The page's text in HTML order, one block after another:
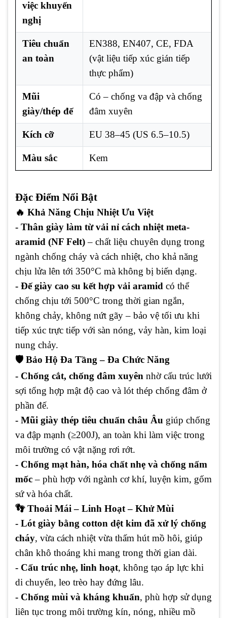
việc khuyến
nghị
Tiêu chuẩn
an toàn
EN388, EN407, CE, FDA
(vật liệu tiếp xúc gián tiếp
thực phẩm)
Mũi
giày/thép đế
Có – chống va đập và chống
đâm xuyên
Kích cỡ EU 38–45 (US 6.5–10.5)
Màu sắc Kem
Đặc Điểm Nổi Bật
🔥 Khả Năng Chịu Nhiệt Ưu Việt
- Thân giày làm từ vải nỉ cách nhiệt meta-
aramid (NF Felt)– chất liệu chuyên dụng trong
ngành chống cháy và cách nhiệt, cho khả năng
chịu lửa lên tới 350°C mà không bị biến dạng.
- Đế giày cao su kết hợp vải aramid có thể
chống chịu tới 500°C trong thời gian ngắn,
không chảy, không nứt gãy – bảo vệ tối ưu khi
tiếp xúc trực tiếp với sàn nóng, vảy hàn, kim loại
nung chảy.
🛡️ Bảo Hộ Đa Tầng – Đa Chức Năng
- Chống cắt, chống đâm xuyên nhờ cấu trúc lưới
sợi tổng hợp mật độ cao và lót thép chống đâm ở
phần đế.
- Mũi giày thép tiêu chuẩn châu Âu giúp chống
va đập mạnh (≥200J), an toàn khi làm việc trong
môi trường có vật nặng rơi rớt.
- Chống mạt hàn, hóa chất nhẹ và chống nấm
mốc– phù hợp với ngành cơ khí, luyện kim, gốm
sứ và hóa chất.
👣 Thoải Mái – Linh Hoạt – Khử Mùi
- Lót giày bằng cotton dệt kim đã xử lý chống
cháy, vừa cách nhiệt vừa thấm hút mồ hôi, giúp
chân khô thoáng khi mang trong thời gian dài.
- Cấu trúc nhẹ, linh hoạt, không tạo áp lực khi
di chuyển, leo trèo hay đứng lâu.
- Chống mùi và kháng khuẩn, phù hợp sử dụng
liên tục trong môi trường kín, nóng, nhiều mồ